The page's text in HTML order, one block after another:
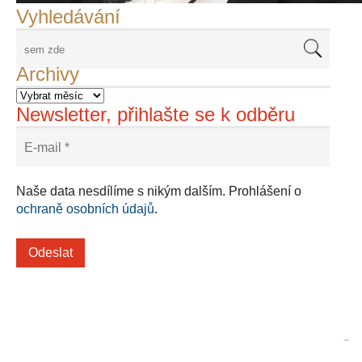
Vyhledávání
Archivy
Newsletter, přihlašte se k odběru
Naše data nesdílíme s nikým dalším. Prohlášení o
ochraně osobních údajů.